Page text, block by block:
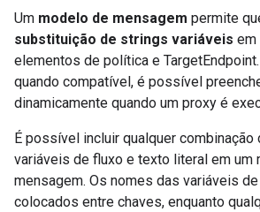
Um modelo de mensagem permite
substituição de strings variáveis em
elementos de política e
quando compatível, é possível
dinamicamente quando um proxy é
É possível incluir qualquer
variáveis de fluxo e texto literal em um
mensagem. Os nomes das variáveis
colocados entre chaves, enquanto